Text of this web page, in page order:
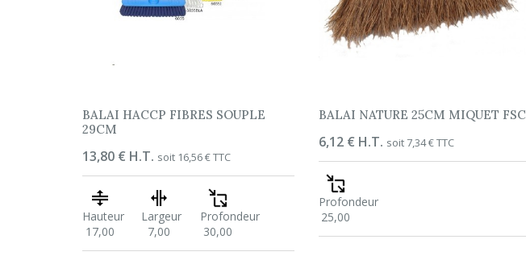
BALAI HACCP FIBRES SOUPLE
29CM
Prix
13,80 € H.T. soit 16,56 € TTC
Hauteur
17,00
Largeur
7,00
Profondeur
30,00
BALAI NATURE 25CM MIQUET FSC
Prix
6,12 € H.T. soit 7,34 € TTC
Profondeur
25,00